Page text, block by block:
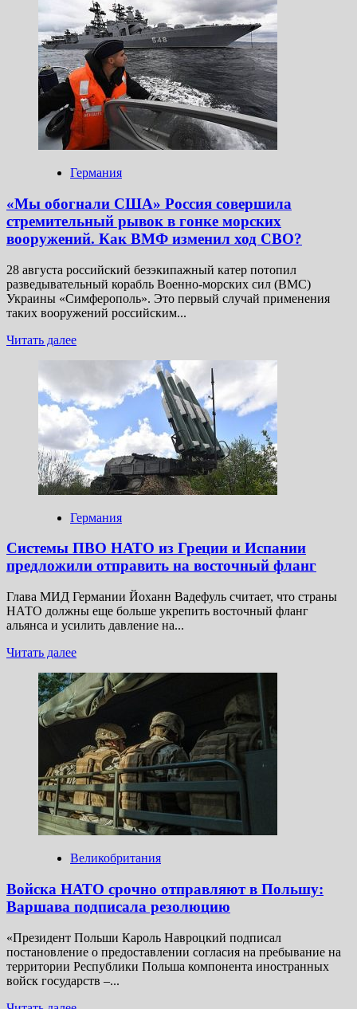
НАТО
рвется
в противовоздушный
бой:
эксперт
оценил
идею
беспилотной
зоны
над
Германия
«Мы обогнали США» Россия совершила
стремительный рывок в гонке морских
вооружений. Как ВМФ изменил ход СВО?
28 августа российский безэкипажный катер потопил
разведывательный корабль Военно-морских сил (ВМС)
Украины «Симферополь». Это первый случай применения
таких вооружений российским...
Читать далееПрочитать
обогнали
США»
Россия
совершила
стремительный
рывок
в гонке
морских
вооружений.
Как
ВМФ
изменил
ход
Германия
Системы ПВО НАТО из Греции и Испании
предложили отправить на восточный фланг
Глава МИД Германии Йоханн Вадефуль считает, что страны
НАТО должны еще больше укрепить восточный фланг
альянса и усилить давление на...
Читать далееПрочитать
о
Системы
ПВО
НАТО
из Греции
и Испании
предложили
отправить
на восточный
фланг
Великобритания
Войска НАТО срочно отправляют в Польшу:
Варшава подписала резолюцию
«Президент Польши Кароль Навроцкий подписал
постановление о предоставлении согласия на пребывание на
территории Республики Польша компонента иностранных
войск государств –...